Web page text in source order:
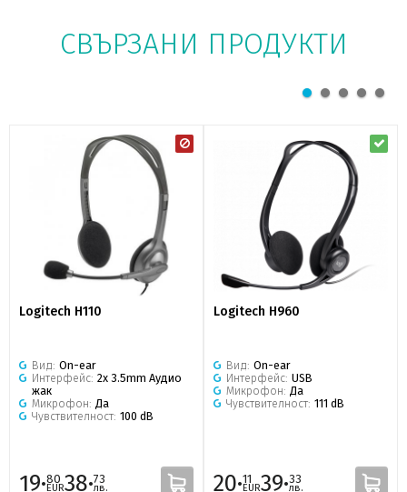
СВЪРЗАНИ ПРОДУКТИ
Logitech H110
Вид: On-ear
Интерфейс: 2x 3.5mm Аудио
жак
Микрофон: Да
Чувствителност: 100 dB
19·80
EUR38·73
лв.
Logitech H960
Вид: On-ear
Интерфейс: USB
Микрофон: Да
Чувствителност: 111 dB
20·11
EUR39·33
лв.